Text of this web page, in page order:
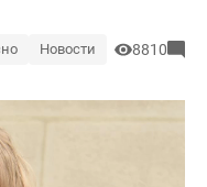
Новости 8810